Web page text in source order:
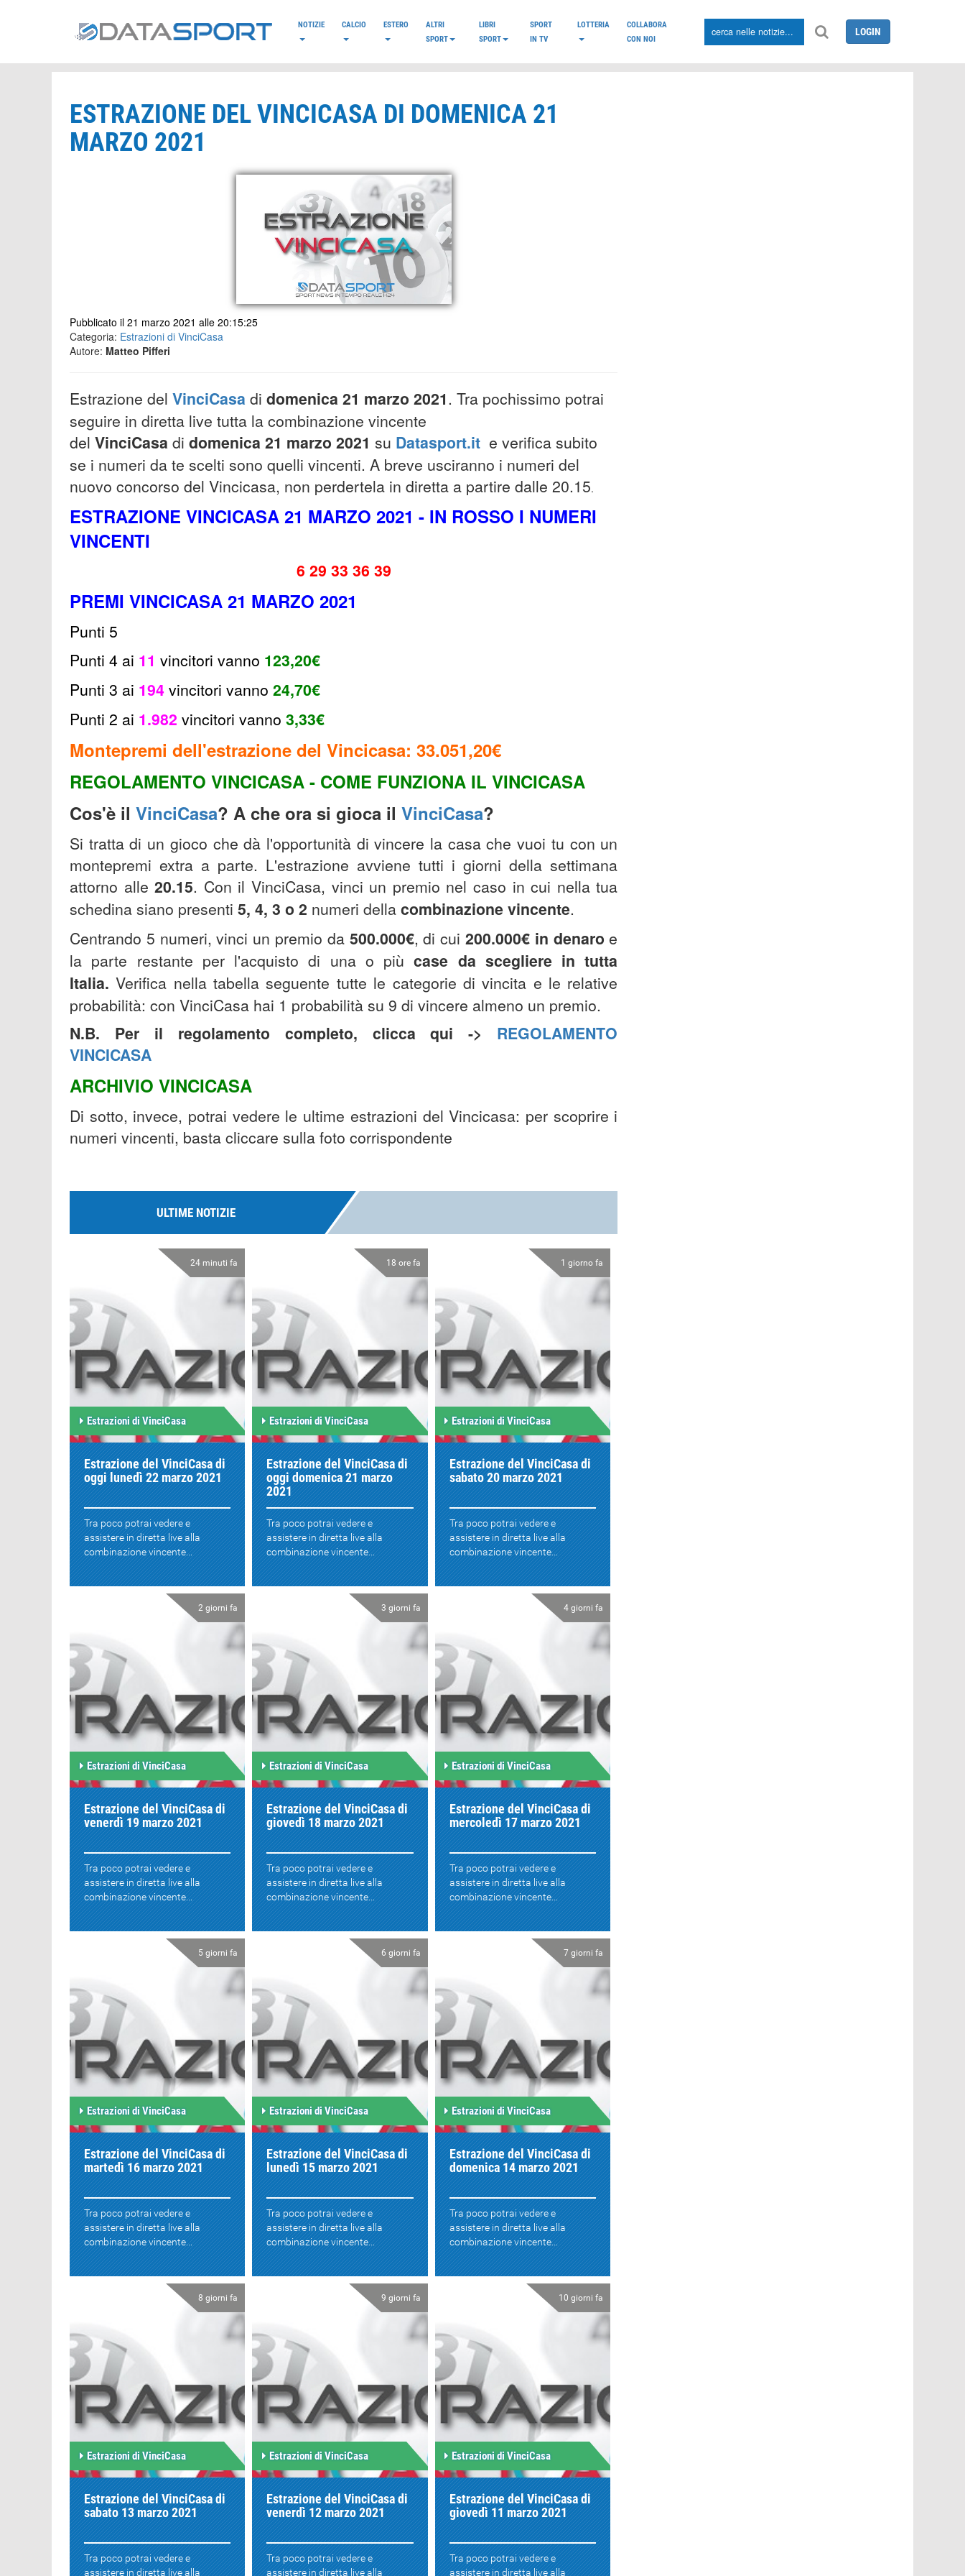
NOTIZIE CALCIO ESTERO
ALTRI
SPORT
LIBRI
SPORT
SPORT
IN TV
LOTTERIA
COLLABORA
CON NOI
LOGIN
ESTRAZIONE DEL VINCICASA DI DOMENICA 21
MARZO 2021
Pubblicato il 21 marzo 2021 alle 20:15:25
Categoria: Estrazioni di VinciCasa
Autore: Matteo Pifferi
Estrazione del VinciCasa di domenica 21 marzo 2021. Tra pochissimo potrai
seguire in diretta live tutta la combinazione vincente
del VinciCasa di domenica 21 marzo 2021 su Datasport.it e verifica subito
se i numeri da te scelti sono quelli vincenti. A breve usciranno i numeri del
nuovo concorso del Vincicasa, non perdertela in diretta a partire dalle 20.15.
ESTRAZIONE VINCICASA 21 MARZO 2021 - IN ROSSO I NUMERI
VINCENTI
6 29 33 36 39
PREMI VINCICASA 21 MARZO 2021
Punti 5
Punti 4 ai 11 vincitori vanno 123,20€
Punti 3 ai 194 vincitori vanno 24,70€
Punti 2 ai 1.982 vincitori vanno 3,33€
Montepremi dell'estrazione del Vincicasa: 33.051,20€
REGOLAMENTO VINCICASA - COME FUNZIONA IL VINCICASA
Cos'è il VinciCasa? A che ora si gioca il VinciCasa?
Si tratta di un gioco che dà l'opportunità di vincere la casa che vuoi tu con un
montepremi extra a parte. L'estrazione avviene tutti i giorni della settimana
attorno alle20.15. Con il VinciCasa, vinci un premio nel caso in cui nella tua
schedina siano presenti 5, 4, 3 o 2 numeri della combinazionevincente.
Centrando 5 numeri, vinci un premio da 500.000€, di cui 200.000€ in denaroe
la parte restante per l'acquisto di una o piùcase da scegliere in tutta
Italia.Verifica nella tabella seguente tutte le categorie di vincita e le relative
probabilità: con VinciCasa hai 1 probabilità su 9 di vincere almeno un premio.
N.B. Per il regolamento completo, clicca qui -> REGOLAMENTO
VINCICASA
ARCHIVIO VINCICASA
Di sotto, invece, potrai vedere le ultime estrazioni del Vincicasa: per scoprire i
numeri vincenti, basta cliccare sulla foto corrispondente
ULTIME NOTIZIE
24 minuti fa
Estrazioni di VinciCasa
Estrazione del VinciCasa di
oggi lunedì 22 marzo 2021
Tra poco potrai vedere e
assistere in diretta live alla
combinazione vincente...
18 ore fa
Estrazioni di VinciCasa
Estrazione del VinciCasa di
oggi domenica 21 marzo
2021
Tra poco potrai vedere e
assistere in diretta live alla
combinazione vincente...
1 giorno fa
Estrazioni di VinciCasa
Estrazione del VinciCasa di
sabato 20 marzo 2021
Tra poco potrai vedere e
assistere in diretta live alla
combinazione vincente...
2 giorni fa
Estrazioni di VinciCasa
Estrazione del VinciCasa di
venerdì 19 marzo 2021
Tra poco potrai vedere e
assistere in diretta live alla
combinazione vincente...
3 giorni fa
Estrazioni di VinciCasa
Estrazione del VinciCasa di
giovedì 18 marzo 2021
Tra poco potrai vedere e
assistere in diretta live alla
combinazione vincente...
4 giorni fa
Estrazioni di VinciCasa
Estrazione del VinciCasa di
mercoledì 17 marzo 2021
Tra poco potrai vedere e
assistere in diretta live alla
combinazione vincente...
5 giorni fa
Estrazioni di VinciCasa
Estrazione del VinciCasa di
martedì 16 marzo 2021
Tra poco potrai vedere e
assistere in diretta live alla
combinazione vincente...
6 giorni fa
Estrazioni di VinciCasa
Estrazione del VinciCasa di
lunedì 15 marzo 2021
Tra poco potrai vedere e
assistere in diretta live alla
combinazione vincente...
7 giorni fa
Estrazioni di VinciCasa
Estrazione del VinciCasa di
domenica 14 marzo 2021
Tra poco potrai vedere e
assistere in diretta live alla
combinazione vincente...
8 giorni fa
Estrazioni di VinciCasa
Estrazione del VinciCasa di
sabato 13 marzo 2021
Tra poco potrai vedere e
assistere in diretta live alla
9 giorni fa
Estrazioni di VinciCasa
Estrazione del VinciCasa di
venerdì 12 marzo 2021
Tra poco potrai vedere e
assistere in diretta live alla
10 giorni fa
Estrazioni di VinciCasa
Estrazione del VinciCasa di
giovedì 11 marzo 2021
Tra poco potrai vedere e
assistere in diretta live alla